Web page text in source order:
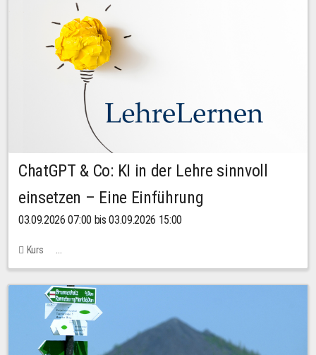
ChatGPT & Co: KI in der Lehre sinnvoll
einsetzen – Eine Einführung
03.09.2026 07:00 bis 03.09.2026 15:00
Kurs
Bachstraße 18k - SR 102 (Seminarraum Servicestelle LehreLernen)